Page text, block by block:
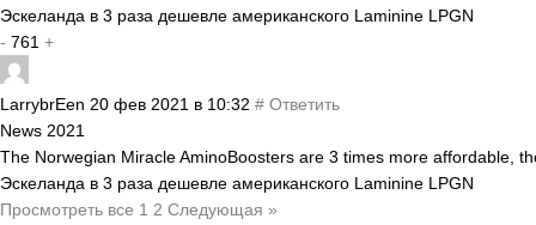
Эскеланда в 3 раза дешевле американского Laminine LPGN
- 761 +
LarrybrEen 20 фев 2021 в 10:32 # Ответить
News 2021
The Norwegian Miracle AminoBoosters are 3 times more affordable,
Эскеланда в 3 раза дешевле американского Laminine LPGN
Просмотреть все 1 2 Следующая »